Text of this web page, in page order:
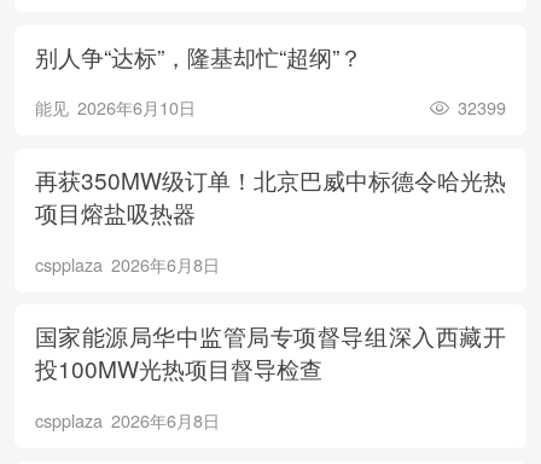
别人争“达标”，隆基却忙“超纲”？
能见 2026年6月10日 32399
再获350MW级订单！北京巴威中标德令哈光热
项目熔盐吸热器
cspplaza 2026年6月8日
国家能源局华中监管局专项督导组深入西藏开
投100MW光热项目督导检查
cspplaza 2026年6月8日